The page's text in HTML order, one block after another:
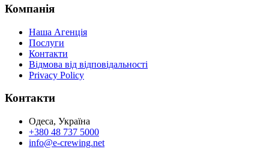
Компанія
Наша Агенція
Послуги
Контакти
Відмова від відповідальності
Privacy Policy
Контакти
Одеса, Україна
+380 48 737 5000
info@e-crewing.net